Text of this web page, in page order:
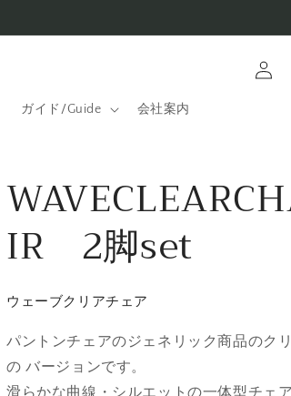
ガイド/Guide 会社案内
ロ
イ
IR 2脚set
ウェーブクリアチェア
パントンチェアのジェネリック商品のク
の バージョンです。
滑らかな曲線・シルエットの一体型チェア